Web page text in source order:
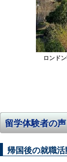
ロンド
留学体験者の
帰国後の就職活